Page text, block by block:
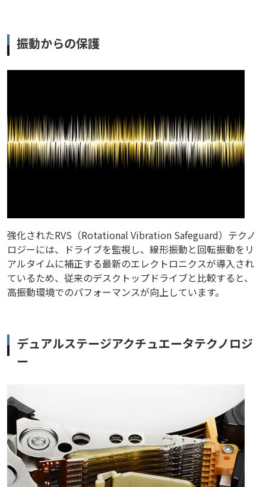
振動からの保護
強化されたRVS（Rotational Vibration Safeguard）テクノ
ロジーには、ドライブを監視し、線形振動と回転振動をリ
アルタイムに補正する最新のエレクトロニクスが導入され
ているため、従来のデスクトップドライブと比較すると、
高振動環境でのパフォーマンスが向上しています。
デュアルステージアクチュエータテクノロジ
ー